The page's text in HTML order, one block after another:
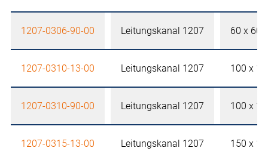
1207-0306-90-00 Leitungskanal 1207 60 x 60
1207-0310-13-00 Leitungskanal 1207 100 x
1207-0310-90-00 Leitungskanal 1207 100 x
1207-0315-13-00 Leitungskanal 1207 150 x